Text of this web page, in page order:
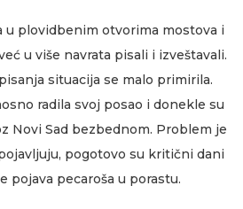
u plovidbenim otvorima mostova i
u više navrata pisali i izveštavali.
situacija se malo primirila.
radila svoj posao i donekle su
Novi Sad bezbednom. Problem je
pogotovo su kritični dani
pojava pecaroša u porastu.